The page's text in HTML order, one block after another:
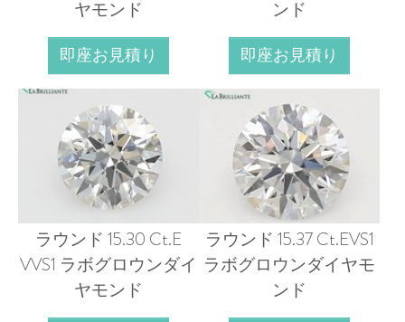
ヤモンド
即座お見積り
ンド
即座お見積り
ラウンド 15.30 Ct.E
VVS1 ラボグロウンダイ
ヤモンド
ラウンド 15.37 Ct.EVS1
ラボグロウンダイヤモ
ンド